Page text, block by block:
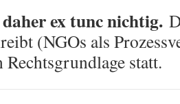
ex tunc nichtig.
(NGOs als
statt.